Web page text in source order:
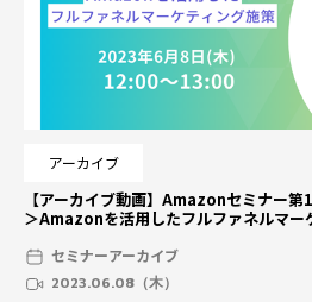
アーカイブ
【アーカイブ動画】Amazonセミナー
＞Amazonを活用したフルファネルマー
セミナーアーカイブ
2023.06.08（木）